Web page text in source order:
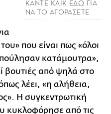
ΚΑΝΤΕ ΚΛΙΚ ΕΔΩ ΓΙΑ
ΝΑ ΤΟ ΑΓΟΡΑΣΕΤΕ
που είναι πως «όλοι
πούλησαν κατάμουτρα»,
βουτιές από ψηλά στο
λέει, «η αλήθεια,
Η συγκεντρωτική
κυκλοφόρησε από τις